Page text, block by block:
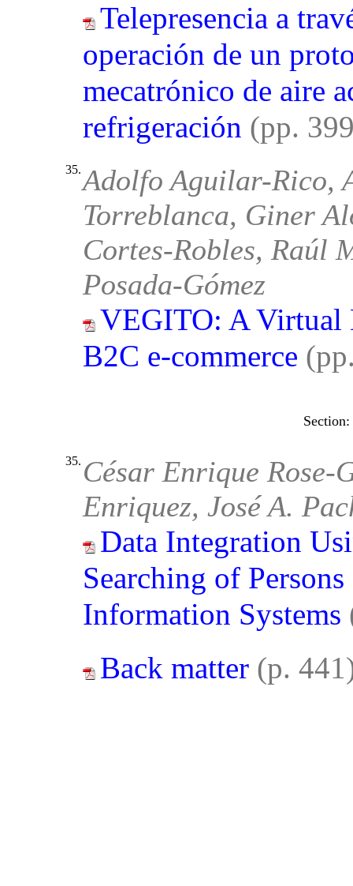
Telepresencia a
operación de un
mecatrónico de aire
refrigeración (pp.
35.Adolfo Aguilar-Rico,
Torreblanca, Giner
Cortes-Robles, Raúl
Posada-Gómez
VEGITO: A Virtual
B2C e-commerce
35. César Enrique Rose-
Enriquez, José A.
Data Integration
Searching of
Information Systems
Back matter (p.